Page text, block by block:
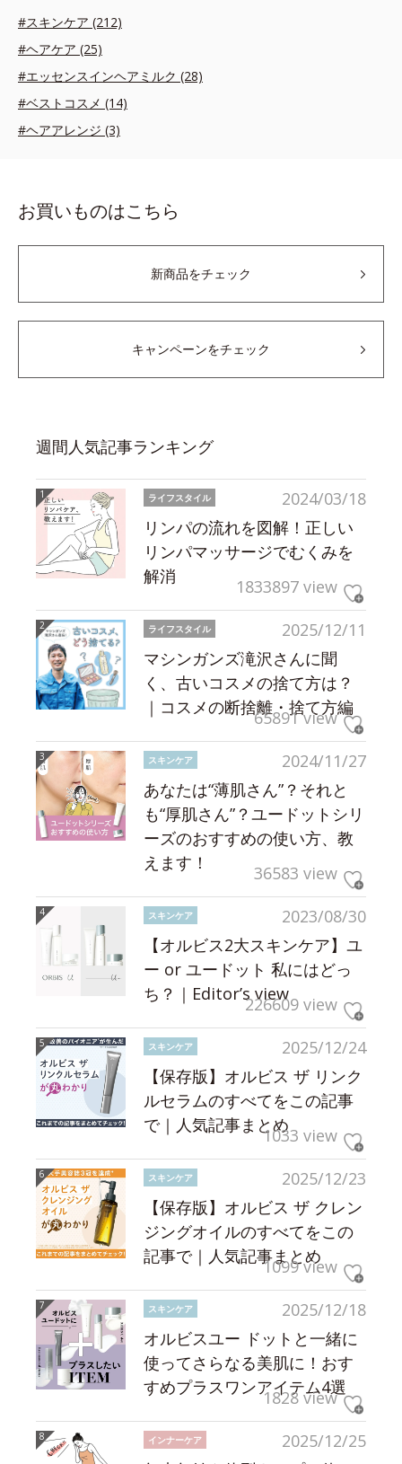
#スキンケア (212)
#ヘアケア (25)
#エッセンスインヘアミルク (28)
#ベストコスメ (14)
#ヘアアレンジ (3)
お買いものはこちら
新商品をチェック
キャンペーンをチェック
週間人気記事ランキング
2024/03/18
ライフスタイル
リンパの流れを図解！正しい
リンパマッサージでむくみを
解消
1833897 view
2025/12/11
ライフスタイル
マシンガンズ滝沢さんに聞
く、古いコスメの捨て方は？
｜コスメの断捨離・捨て方編
65891 view
2024/11/27
スキンケア
あなたは“薄肌さん”？それと
も“厚肌さん”？ユードットシリ
ーズのおすすめの使い方、教
えます！
36583 view
2023/08/30
スキンケア
【オルビス2大スキンケア】ユ
ー or ユードット 私にはどっ
ち？｜Editor’s view226609 view
2025/12/24
スキンケア
【保存版】オルビス ザ リンク
ルセラムのすべてをこの記事
で｜人気記事まとめ1033 view
2025/12/23
スキンケア
【保存版】オルビス ザ クレン
ジングオイルのすべてをこの
記事で｜人気記事まとめ
1099 view
2025/12/18
スキンケア
オルビスユー ドットと一緒に
使ってさらなる美肌に！おす
すめプラスワンアイテム4選
1828 view
2025/12/25
インナーケア